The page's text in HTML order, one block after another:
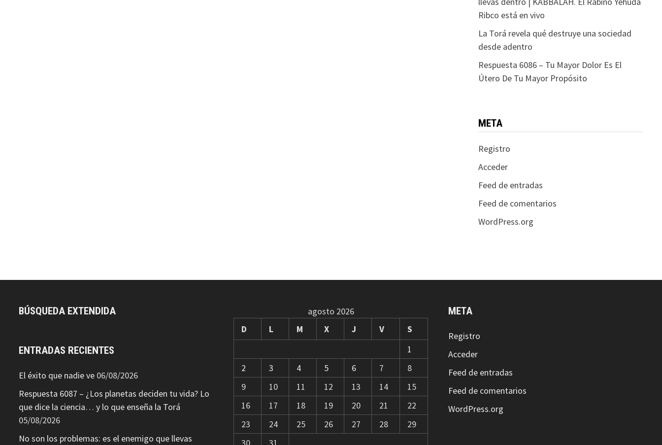
Ribco está en vivo
La Torá revela qué destruye una sociedad
desde adentro
Respuesta 6086 – Tu Mayor Dolor Es El
Útero De Tu Mayor Propósito
META
Registro
Acceder
Feed de entradas
Feed de comentarios
WordPress.org
BÚSQUEDA EXTENDIDA
ENTRADAS RECIENTES
El éxito que nadie ve 06/08/2026
Respuesta 6087 – ¿Los planetas deciden tu vida? Lo
que dice la ciencia… y lo que enseña la Torá
05/08/2026
No son los problemas: es el enemigo que llevas
agosto 2026
D
L M X J V
S
1
2
3 4 5 6 7
8
9
10 11 12 13 14
15
16
17 18 19 20 21
22
23
24 25 26 27 28
29
META
Registro
Acceder
Feed de entradas
Feed de comentarios
WordPress.org